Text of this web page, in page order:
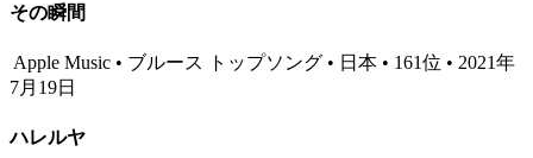
その瞬間
Apple Music • ブルース トップソング • 日本 • 161位 • 2021年
7月19日
ハレルヤ